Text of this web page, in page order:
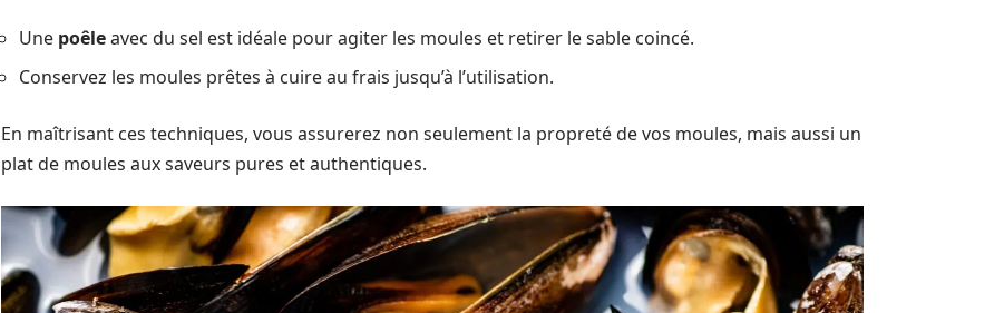
Une poêleavec du sel est idéale pour agiter les moules et retirer le sable coincé.
Conservez les moules prêtes à cuire au frais jusqu’à l’utilisation.
En maîtrisant ces techniques, vous assurerez non seulement la propreté de vos moules, mais aussi un
plat de moules aux saveurs pures et authentiques.